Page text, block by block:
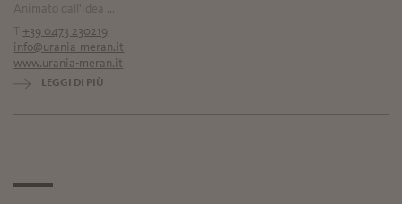
Animato dall'idea ...
T +39 0473 230219
info@urania-meran.it
www.urania-meran.it
LEGGI DI PIÙ